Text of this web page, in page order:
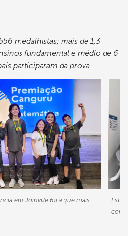
medalhistas; mais de 1,3
fundamental e médio de 6
participaram da prova
em Joinville foi a que mais